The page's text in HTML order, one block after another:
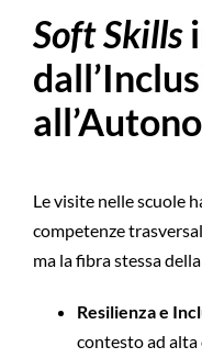
Soft Skills
Le visite nelle scuole
competenze
ma la fibra stessa
Resilienza e
contesto ad